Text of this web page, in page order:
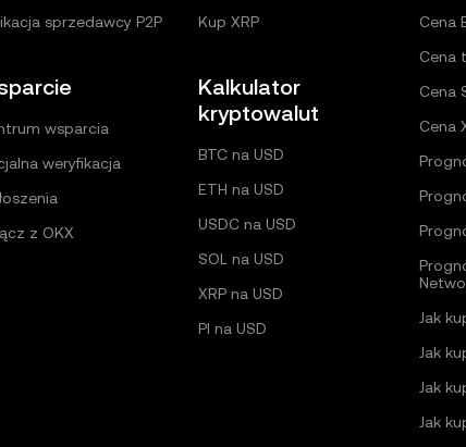
sprzedawcy P2P
wsparcia
weryfikacja
z OKX
Kup XRP
Kalkulator
kryptowalut
BTC na USD
ETH na USD
USDC na USD
SOL na USD
XRP na USD
PI na USD
Cena
Cena
Cena
Cena
Jak
Jak
Jak
Jak